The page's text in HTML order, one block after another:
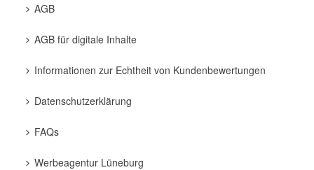
AGB
AGB für digitale Inhalte
Informationen zur Echtheit von Kundenbewertungen
Datenschutzerklärung
FAQs
Werbeagentur Lüneburg